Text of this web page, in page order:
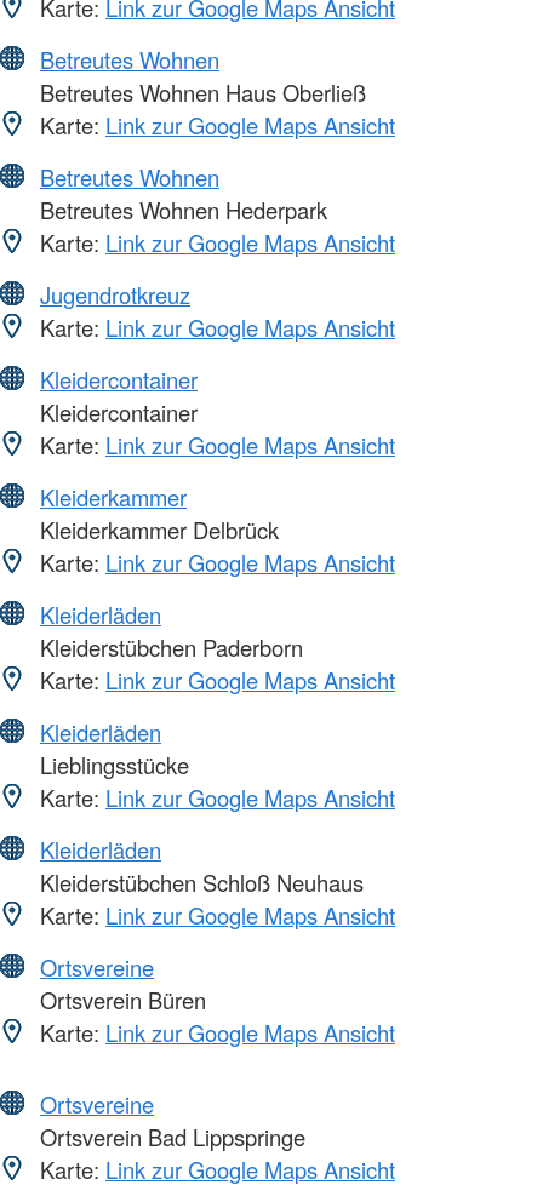
Karte: Link zur Google Maps Ansicht
Betreutes Wohnen
Betreutes Wohnen Haus Oberließ
Karte: Link zur Google Maps Ansicht
Betreutes Wohnen
Betreutes Wohnen Hederpark
Karte: Link zur Google Maps Ansicht
Jugendrotkreuz
Karte: Link zur Google Maps Ansicht
Kleidercontainer
Kleidercontainer
Karte: Link zur Google Maps Ansicht
Kleiderkammer
Kleiderkammer Delbrück
Karte: Link zur Google Maps Ansicht
Kleiderläden
Kleiderstübchen Paderborn
Karte: Link zur Google Maps Ansicht
Kleiderläden
Lieblingsstücke
Karte: Link zur Google Maps Ansicht
Kleiderläden
Kleiderstübchen Schloß Neuhaus
Karte: Link zur Google Maps Ansicht
Ortsvereine
Ortsverein Büren
Karte: Link zur Google Maps Ansicht
Ortsvereine
Ortsverein Bad Lippspringe
Karte: Link zur Google Maps Ansicht